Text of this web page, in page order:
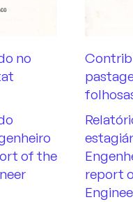
no
of the
report